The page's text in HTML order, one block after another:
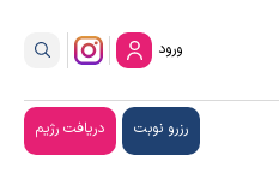
ورود
رزرو نوبت دریافت رژیم